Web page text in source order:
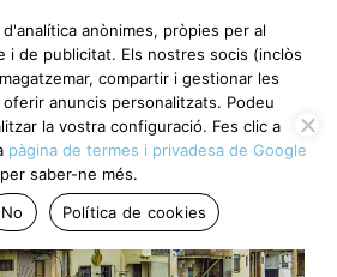
anònimes, pròpies per al
i de publicitat. Els nostres socis (inclòs
compartir i gestionar les
anuncis personalitzats. Podeu
la vostra configuració. Fes clic a
pàgina de termes i privadesa de Google
per saber-ne més.
No Política de cookies